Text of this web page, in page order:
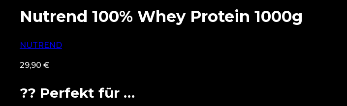
Nutrend 100% Whey Protein 1000g
NUTREND
29,90 €
?? Perfekt für …